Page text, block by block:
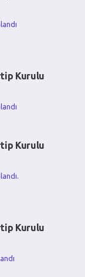
Kurulu
Kurulu
Kurulu